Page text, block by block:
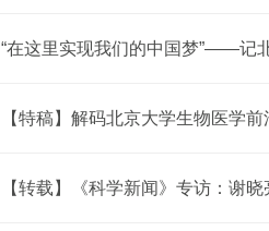
“在这里实现我们的中国梦”——记
【特稿】解码北京大学生物医学前
【转载】《科学新闻》专访：谢